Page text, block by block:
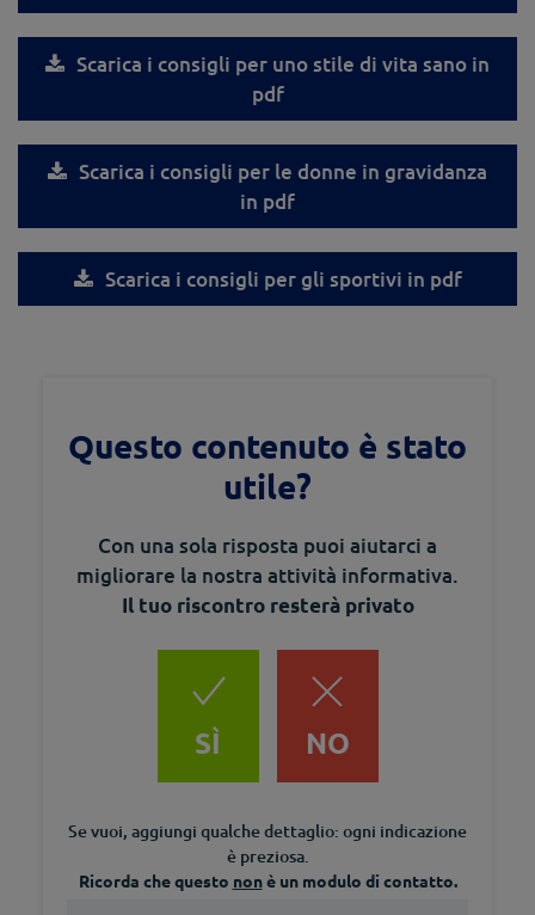
Scarica i consigli per uno stile di vita sano in
pdf
Scarica i consigli per le donne in gravidanza
in pdf
Scarica i consigli per gli sportivi in pdf
Questo contenuto è stato
utile?
Con una sola risposta puoi aiutarci a
migliorare la nostra attività informativa.
Il tuo riscontro resterà privato
SÌ NO
Se vuoi, aggiungi qualche dettaglio: ogni indicazione
è preziosa.
Ricorda che questo nonè un modulo di contatto.